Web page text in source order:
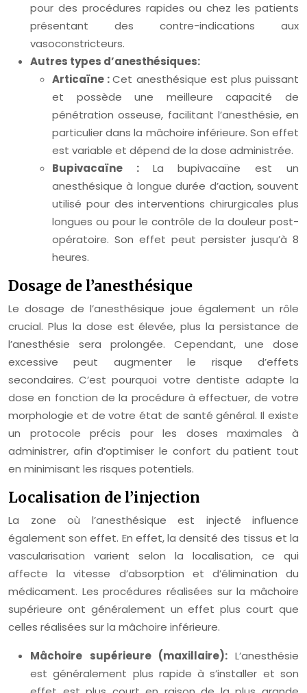
pour des procédures rapides ou chez les patients
présentant des contre-indications aux
vasoconstricteurs.
Autres types d’anesthésiques:
Articaïne :Cet anesthésique est plus puissant
et possède une meilleure capacité de
pénétration osseuse, facilitant l’anesthésie, en
particulier dans la mâchoire inférieure. Son effet
est variable et dépend de la dose administrée.
Bupivacaïne : La bupivacaïne est un
anesthésique à longue durée d’action, souvent
utilisé pour des interventions chirurgicales plus
longues ou pour le contrôle de la douleur post-
opératoire. Son effet peut persister jusqu’à 8
heures.
Dosage de l’anesthésique
Le dosage de l’anesthésique joue également un rôle
crucial. Plus la dose est élevée, plus la persistance de
l’anesthésie sera prolongée. Cependant, une dose
excessive peut augmenter le risque d’effets
secondaires. C’est pourquoi votre dentiste adapte la
dose en fonction de la procédure à effectuer, de votre
morphologie et de votre état de santé général. Il existe
un protocole précis pour les doses maximales à
administrer, afin d’optimiser le confort du patient tout
en minimisant les risques potentiels.
Localisation de l’injection
La zone où l’anesthésique est injecté influence
également son effet. En effet, la densité des tissus et la
vascularisation varient selon la localisation, ce qui
affecte la vitesse d’absorption et d’élimination du
médicament. Les procédures réalisées sur la mâchoire
supérieure ont généralement un effet plus court que
celles réalisées sur la mâchoire inférieure.
Mâchoire supérieure (maxillaire): L’anesthésie
est généralement plus rapide à s’installer et son